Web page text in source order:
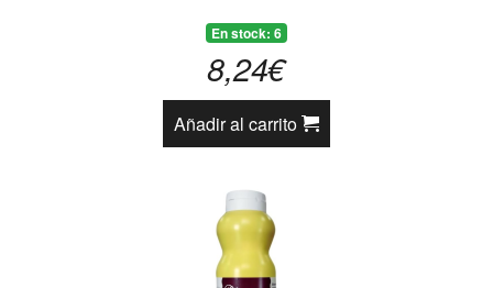
En stock: 6
8,24€
Añadir al carrito